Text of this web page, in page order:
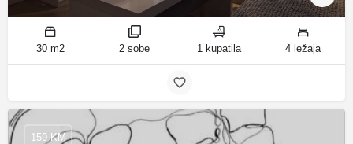
30 m2 2 sobe 1 kupatila 4 ležaja
159 KM